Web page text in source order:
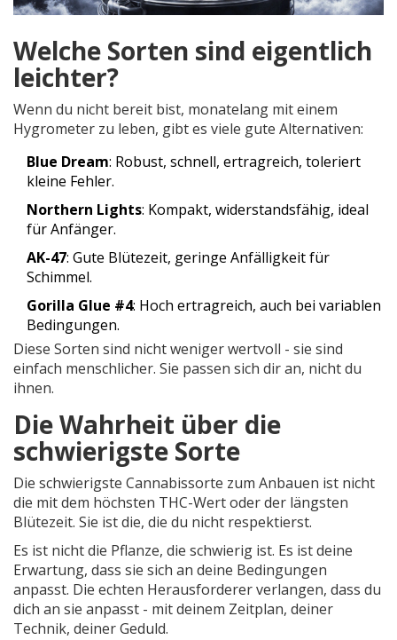
Welche Sorten sind eigentlich
leichter?
Wenn du nicht bereit bist, monatelang mit einem
Hygrometer zu leben, gibt es viele gute Alternativen:
Blue Dream: Robust, schnell, ertragreich, toleriert
kleine Fehler.
Northern Lights: Kompakt, widerstandsfähig, ideal
für Anfänger.
AK-47: Gute Blütezeit, geringe Anfälligkeit für
Schimmel.
Gorilla Glue #4: Hoch ertragreich, auch bei variablen
Bedingungen.
Diese Sorten sind nicht weniger wertvoll - sie sind
einfach menschlicher. Sie passen sich dir an, nicht du
ihnen.
Die Wahrheit über die
schwierigste Sorte
Die schwierigste Cannabissorte zum Anbauen ist nicht
die mit dem höchsten THC-Wert oder der längsten
Blütezeit. Sie ist die, die du nicht respektierst.
Es ist nicht die Pflanze, die schwierig ist. Es ist deine
Erwartung, dass sie sich an deine Bedingungen
anpasst. Die echten Herausforderer verlangen, dass du
dich an sie anpasst - mit deinem Zeitplan, deiner
Technik, deiner Geduld.